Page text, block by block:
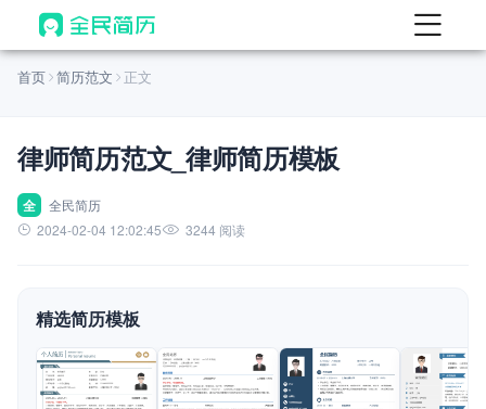
首页
AI 生成简历
AI 优化简历
AI 翻译简历
AI 模拟面试
面试自我介绍
AI 职场工具 New
首页 简历范文 正文
律师简历范文_律师简历模板
全
全民简历
2024-02-04 12:02:45
3244 阅读
精选简历模板